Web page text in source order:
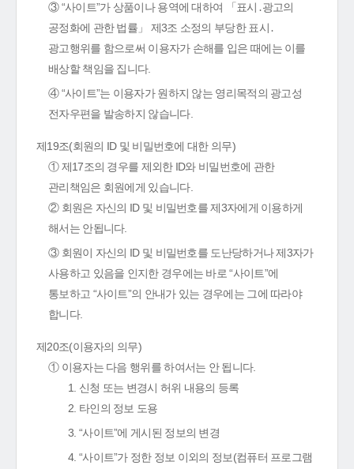
③ “사이트”가 상품이나 용역에 대하여 「표시․광고의
공정화에 관한 법률」 제3조 소정의 부당한 표시․
광고행위를 함으로써 이용자가 손해를 입은 때에는 이를
배상할 책임을 집니다.
④ “사이트”는 이용자가 원하지 않는 영리목적의 광고성
전자우편을 발송하지 않습니다.
제19조(회원의 ID 및 비밀번호에 대한 의무)
① 제17조의 경우를 제외한 ID와 비밀번호에 관한
관리책임은 회원에게 있습니다.
② 회원은 자신의 ID 및 비밀번호를 제3자에게 이용하게
해서는 안됩니다.
③ 회원이 자신의 ID 및 비밀번호를 도난당하거나 제3자가
사용하고 있음을 인지한 경우에는 바로 “사이트”에
통보하고 “사이트”의 안내가 있는 경우에는 그에 따라야
합니다.
제20조(이용자의 의무)
① 이용자는 다음 행위를 하여서는 안 됩니다.
1. 신청 또는 변경시 허위 내용의 등록
2. 타인의 정보 도용
3. “사이트”에 게시된 정보의 변경
4. “사이트”가 정한 정보 이외의 정보(컴퓨터 프로그램